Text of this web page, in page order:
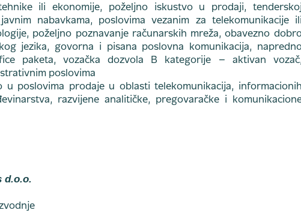
ili ekonomije, poželjno iskustvo u prodaji, tenderskoj
nabavkama, poslovima vezanim za telekomunikacije ili
poželjno poznavanje računarskih mreža, obavezno
jezika, govorna i pisana poslovna komunikacija,
paketa, vozačka dozvola B kategorije – aktivan vozač,
poslovima
u poslovima prodaje u oblasti telekomunikacija, informacionih
razvijene analitičke, pregovaračke i
d.o.o.